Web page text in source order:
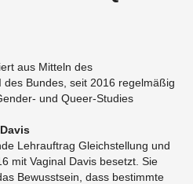
aus Mitteln des
Bundes, seit 2016 regelmäßig
und Queer-Studies
Lehrauftrag Gleichstellung und
mit Vaginal Davis besetzt. Sie
Bewusstsein, dass bestimmte